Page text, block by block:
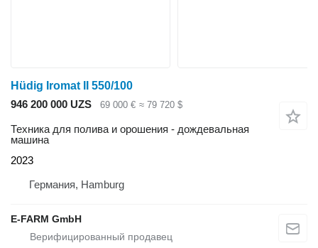
Hüdig Iromat II 550/100
946 200 000 UZS
69 000 € ≈ 79 720 $
Техника для полива и орошения - дождевальная
машина
2023
Германия, Hamburg
E-FARM GmbH